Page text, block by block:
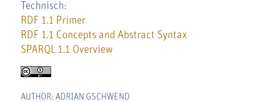
Technisch:
RDF 1.1 Primer
RDF 1.1 Concepts and Abstract Syntax
SPARQL 1.1 Overview
AUTHOR: ADRIAN GSCHWEND